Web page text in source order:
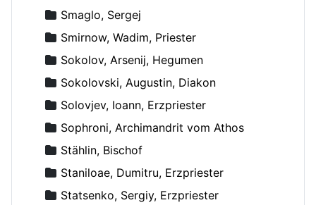
Smaglo, Sergej
Smirnow, Wadim, Priester
Sokolov, Arsenij, Hegumen
Sokolovski, Augustin, Diakon
Solovjev, Ioann, Erzpriester
Sophroni, Archimandrit vom Athos
Stählin, Bischof
Staniloae, Dumitru, Erzpriester
Statsenko, Sergiy, Erzpriester